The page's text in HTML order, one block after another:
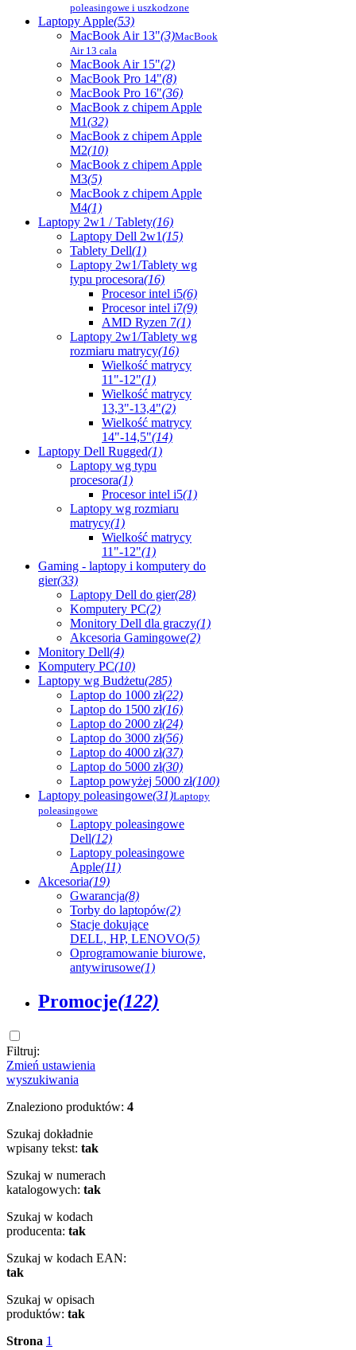
poleasingowe i uszkodzone
Laptopy Apple(53)
MacBook Air 13"(3)MacBook
Air 13 cala
MacBook Air 15"(2)
MacBook Pro 14"(8)
MacBook Pro 16"(36)
MacBook z chipem Apple
M1(32)
MacBook z chipem Apple
M2(10)
MacBook z chipem Apple
M3(5)
MacBook z chipem Apple
M4(1)
Laptopy 2w1 / Tablety(16)
Laptopy Dell 2w1(15)
Tablety Dell(1)
Laptopy 2w1/Tablety wg
typu procesora(16)
Procesor intel i5(6)
Procesor intel i7(9)
AMD Ryzen 7(1)
Laptopy 2w1/Tablety wg
rozmiaru matrycy(16)
Wielkość matrycy
11"-12"(1)
Wielkość matrycy
13,3"-13,4"(2)
Wielkość matrycy
14"-14,5"(14)
Laptopy Dell Rugged(1)
Laptopy wg typu
procesora(1)
Procesor intel i5(1)
Laptopy wg rozmiaru
matrycy(1)
Wielkość matrycy
11"-12"(1)
Gaming - laptopy i komputery do
gier(33)
Laptopy Dell do gier(28)
Komputery PC(2)
Monitory Dell dla graczy(1)
Akcesoria Gamingowe(2)
Monitory Dell(4)
Komputery PC(10)
Laptopy wg Budżetu(285)
Laptop do 1000 zł(22)
Laptop do 1500 zł(16)
Laptop do 2000 zł(24)
Laptop do 3000 zł(56)
Laptop do 4000 zł(37)
Laptop do 5000 zł(30)
Laptop powyżej 5000 zł(100)
Laptopy poleasingowe(31)Laptopy
poleasingowe
Laptopy poleasingowe
Dell(12)
Laptopy poleasingowe
Apple(11)
Akcesoria(19)
Gwarancja(8)
Torby do laptopów(2)
Stacje dokujące
DELL, HP, LENOVO(5)
Oprogramowanie biurowe,
antywirusowe(1)
Promocje(122)
Filtruj:
Zmień ustawienia
wyszukiwania
Znaleziono produktów: 4
Szukaj dokładnie
wpisany tekst: tak
Szukaj w numerach
katalogowych: tak
Szukaj w kodach
producenta: tak
Szukaj w kodach EAN:
tak
Szukaj w opisach
produktów: tak
Strona 1